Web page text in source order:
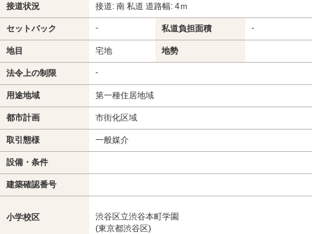
接道状況 接道: 南 私道 道路幅: 4ｍ
セットバック - 私道負担面積 -
地目 宅地 地勢
法令上の制限 -
用途地域 第一種住居地域
都市計画 市街化区域
取引態様 一般媒介
設備・条件
建築確認番号
小学校区
渋谷区立渋谷本町学園
(東京都渋谷区)